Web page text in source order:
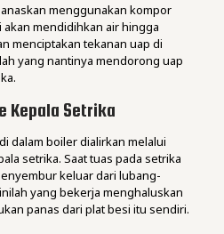
menggunakan kompor
akan mendidihkan air hingga
menciptakan tekanan uap di
yang nantinya mendorong uap
Kepala Setrika
dalam boiler dialirkan melalui
setrika. Saat tuas pada setrika
keluar dari lubang-
yang bekerja menghaluskan
panas dari plat besi itu sendiri.